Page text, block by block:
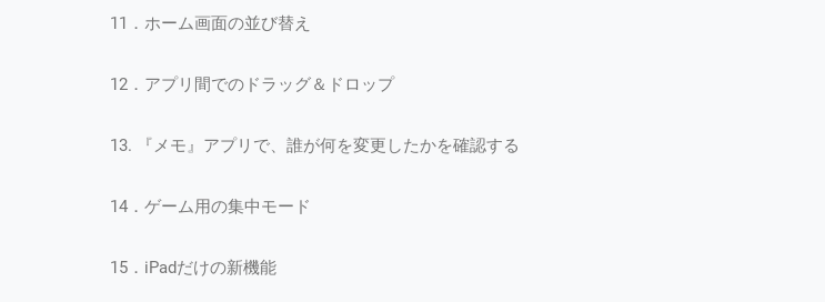
11．ホーム画面の並び替え
12．アプリ間でのドラッグ＆ドロップ
13. 『メモ』アプリで、誰が何を変更したかを確認する
14．ゲーム用の集中モード
15．iPadだけの新機能